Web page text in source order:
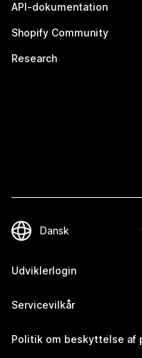
API-dokumentation
Shopify Community
Research
Udviklerlogin
Servicevilkår
Politik om beskyttelse af